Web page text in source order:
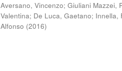
Aversano, Vincenzo;Giuliani Mazzei,
Valentina; De Luca, Gaetano; Innella,
Alfonso (2016)